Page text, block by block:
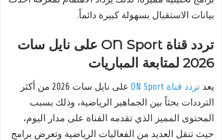
بيانات الاستقبال بسهولة كبيرة دائماً.
تردد قناة ON Sport على نايل سات
2026 لمتابعة المباريات
يعد تردد قناة ON Sport
على نايل سات 2026 من أكثر
الترددات بحثاً بين الجماهير الرياضية، وذلك بسبب
المحتوى المميز الذي تقدمه القناة على مدار اليوم،
حيث تنقل العديد من الفعاليات الرياضية وتعرض برامج